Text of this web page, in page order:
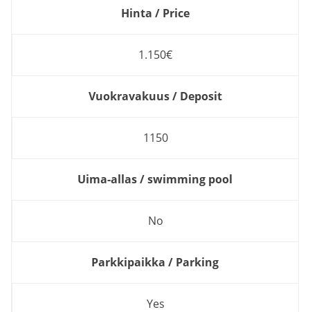
Hinta / Price
1.150€
Vuokravakuus / Deposit
1150
Uima-allas / swimming pool
No
Parkkipaikka / Parking
Yes